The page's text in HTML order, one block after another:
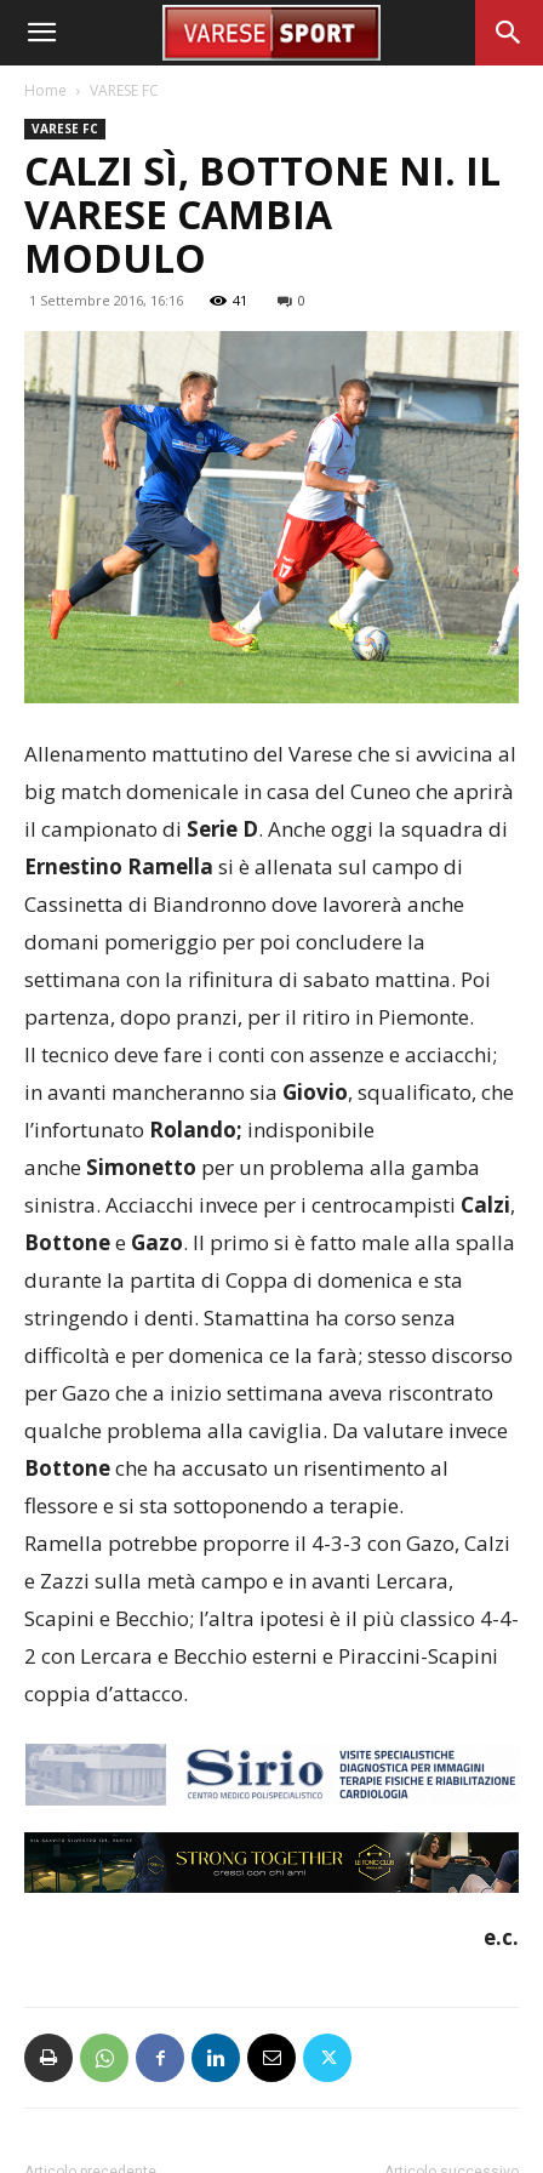
Home VARESE FC
VARESE FC
CALZI SÌ, BOTTONE NI. IL
VARESE CAMBIA
MODULO
1 Settembre 2016, 16:16 41 0
Allenamento mattutino del Varese che si avvicina al
big match domenicale in casa del Cuneo che aprirà
il campionato di Serie D. Anche oggi la squadra di
Ernestino Ramella si è allenata sul campo di
Cassinetta di Biandronno dove lavorerà anche
domani pomeriggio per poi concludere la
settimana con la rifinitura di sabato mattina. Poi
partenza, dopo pranzi, per il ritiro in Piemonte.
Il tecnico deve fare i conti con assenze e acciacchi;
in avanti mancheranno sia Giovio, squalificato, che
l’infortunato Rolando; indisponibile
anche Simonetto per un problema alla gamba
sinistra. Acciacchi invece per i centrocampisti Calzi,
Bottonee Gazo. Il primo si è fatto male alla spalla
durante la partita di Coppa di domenica e sta
stringendo i denti. Stamattina ha corso senza
difficoltà e per domenica ce la farà; stesso discorso
per Gazo che a inizio settimana aveva riscontrato
qualche problema alla caviglia. Da valutare invece
Bottoneche ha accusato un risentimento al
flessore e si sta sottoponendo a terapie.
Ramella potrebbe proporre il 4-3-3 con Gazo, Calzi
e Zazzi sulla metà campo e in avanti Lercara,
Scapini e Becchio; l’altra ipotesi è il più classico 4-4-
2 con Lercara e Becchio esterni e Piraccini-Scapini
coppia d’attacco.